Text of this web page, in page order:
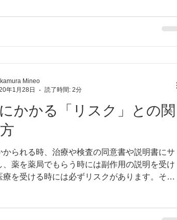
かかる「リスク」との関
かられる時、治療や検査の同意書や説明書にサ
、薬を薬局でもらう時には副作用の説明を受け
療を受ける時には必ずリスクがあります。その
Mineo
年1月28日
読了時間: 2分